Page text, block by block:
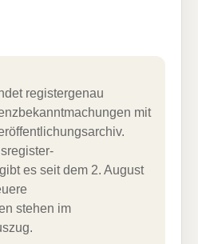
registergenau
mit
es seit dem 2. August
stehen im